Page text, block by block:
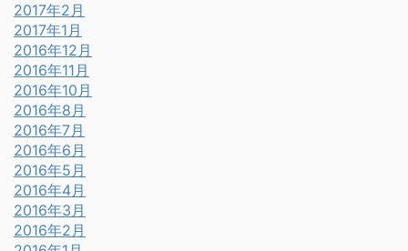
2017年2月
2017年1月
2016年12月
2016年11月
2016年10月
2016年8月
2016年7月
2016年6月
2016年5月
2016年4月
2016年3月
2016年2月